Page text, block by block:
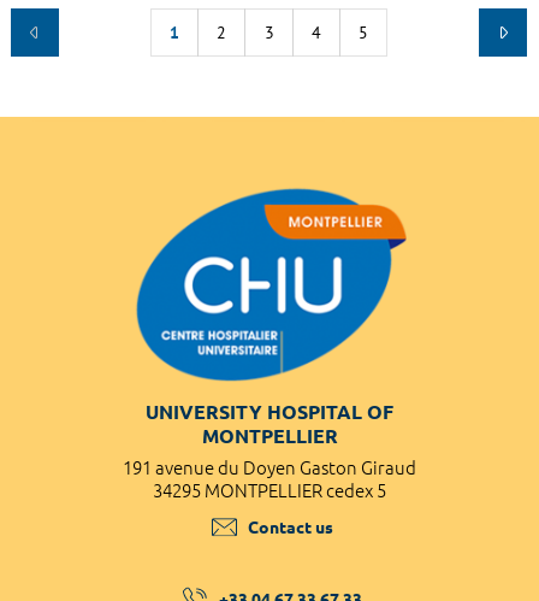
1 2 3 4 5
UNIVERSITY HOSPITAL OF
MONTPELLIER
191 avenue du Doyen Gaston Giraud
34295 MONTPELLIER cedex 5
Contact us